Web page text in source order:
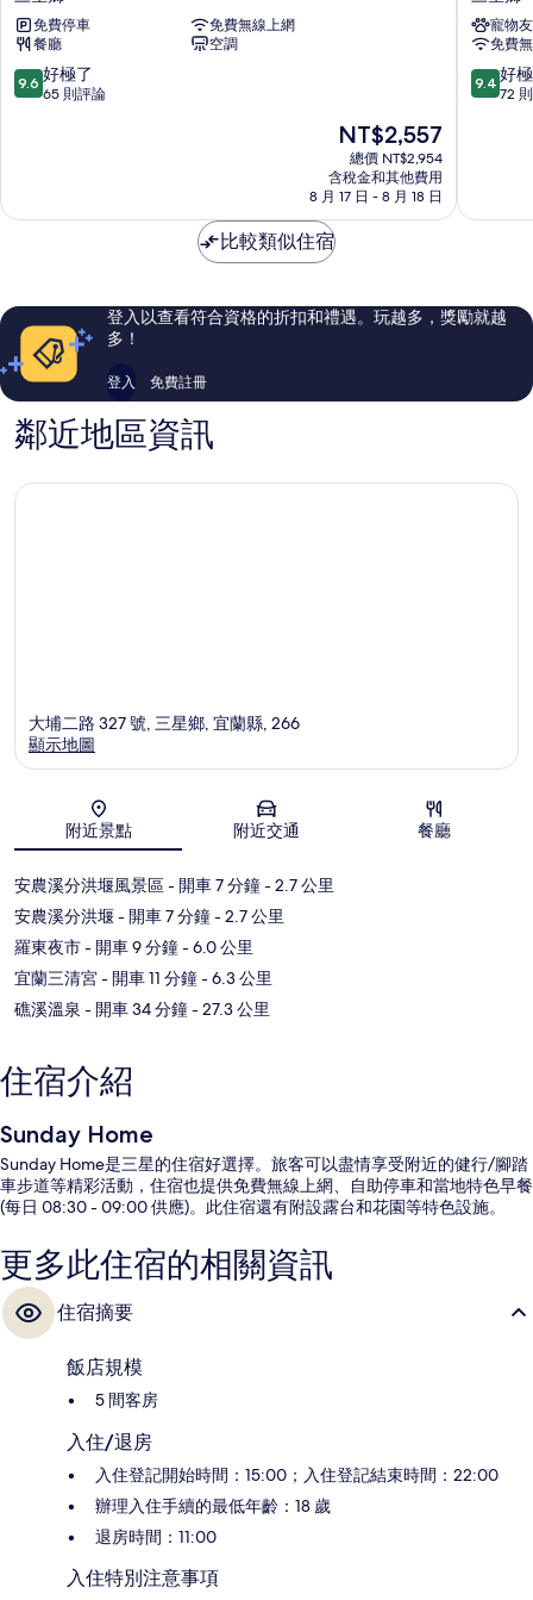
成
真
養
生
蔬
宿
免費停車
免費無線上網
餐廳
空調
9.6
分，
極
評
論
9.6 好極了
65 則評論
現
在
價
格
為
NT$2,557
總價 NT$2,954
含稅金和其他費用
8 月 17 日 - 8 月 18 日
三
合
院
三
星
寵物
免費
9.4
分，
極
評
論
9.4 好
72
比較類似住宿
登入以查看符合資格的折扣和禮遇。玩越多，獎勵就越
多！
登入 免費註冊
鄰近地區資訊
地圖
大埔二路 327 號, 三星鄉, 宜蘭縣, 266
顯示地圖
附近景點 附近交通 餐廳
安農溪分洪堰風景區- 開車 7 分鐘- 2.7 公里
安農溪分洪堰- 開車 7 分鐘- 2.7 公里
羅東夜市- 開車 9 分鐘- 6.0 公里
宜蘭三清宮- 開車 11 分鐘- 6.3 公里
礁溪溫泉 - 開車 34 分鐘- 27.3 公里
住宿介紹
Sunday Home
Sunday Home是三星的住宿好選擇。旅客可以盡情享受附近的健行/腳踏
車步道等精彩活動，住宿也提供免費無線上網、自助停車和當地特色早餐
(每日 08:30 - 09:00 供應)。此住宿還有附設露台和花園等特色設施。
更多此住宿的相關資訊
住宿摘要
飯店規模
5 間客房
入住/退房
入住登記開始時間：15:00；入住登記結束時間：22:00
辦理入住手續的最低年齡：18 歲
退房時間：11:00
入住特別注意事項